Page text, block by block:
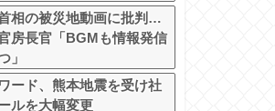
相の被災地動画に批判…
房長官「BGMも情報発信
」
ード、熊本地震を受け社
ルを大幅変更